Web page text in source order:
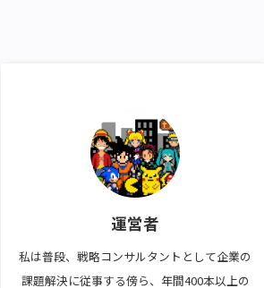
運営者
私は普段、戦略コンサルタントとして企業の
課題解決に従事する傍ら、年間400本以上の